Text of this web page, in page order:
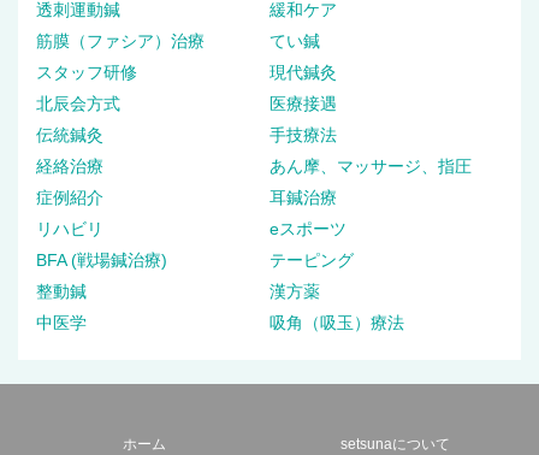
透刺運動鍼
緩和ケア
筋膜（ファシア）治療
てい鍼
スタッフ研修
現代鍼灸
北辰会方式
医療接遇
伝統鍼灸
手技療法
経絡治療
あん摩、マッサージ、指圧
症例紹介
耳鍼治療
リハビリ
eスポーツ
BFA (戦場鍼治療)
テーピング
整動鍼
漢方薬
中医学
吸角（吸玉）療法
ホーム setsunaについて